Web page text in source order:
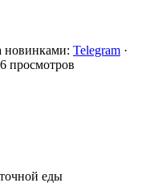
новинками: Telegram ·
просмотров